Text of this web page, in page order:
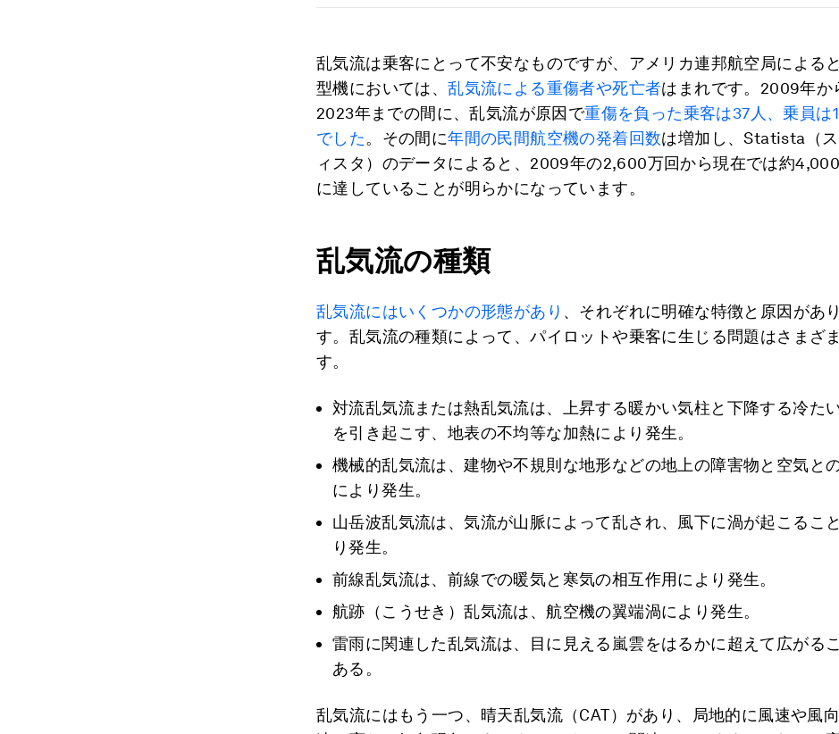
乱気流は乗客にとって不安なものですが、アメリカ連邦航空局による
型機においては、乱気流による重傷者や死亡者はまれです。2009年か
2023年までの間に、乱気流が原因で重傷を負った乗客は37人、乗員は
でした。その間に年間の民間航空機の発着回数は増加し、Statista（
ィスタ）のデータによると、2009年の2,600万回から現在では約
に達していることが明らかになっています。
乱気流の種類
乱気流にはいくつかの形態があり 、それぞれに明確な特徴と原因があ
す。乱気流の種類によって、パイロットや乗客に生じる問題はさまざ
す。
対流乱気流または熱乱気流は、上昇する暖かい気柱と下降する冷た
を引き起こす、地表の不均等な加熱により発生。
機械的乱気流は、建物や不規則な地形などの地上の障害物と空気と
により発生。
山岳波乱気流は、気流が山脈によって乱され、風下に渦が起こるこ
り発生。
前線乱気流は、前線での暖気と寒気の相互作用により発生。
航跡（こうせき）乱気流は、航空機の翼端渦により発生。
雷雨に関連した乱気流は、目に見える嵐雲をはるかに超えて広がる
ある。
乱気流にはもう一つ、晴天乱気流（CAT）があり、局地的に風速や風